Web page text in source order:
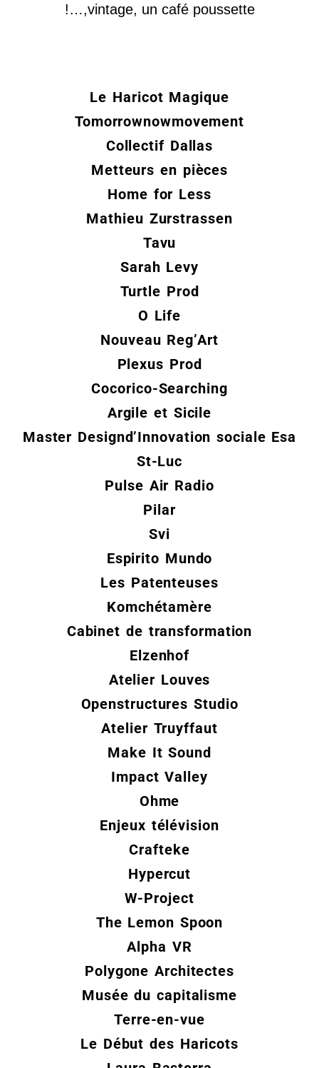
vintage, un café poussette,…!
Le Haricot Magique
Tomorrownowmovement
Collectif Dallas
Metteurs en pièces
Home for Less
Mathieu Zurstrassen
Tavu
Sarah Levy
Turtle Prod
O Life
Nouveau Reg’Art
Plexus Prod
Cocorico-Searching
Argile et Sicile
Master Designd’Innovation sociale Esa
St-Luc
Pulse Air Radio
Pilar
Svi
Espirito Mundo
Les Patenteuses
Komchétamère
Cabinet de transformation
Elzenhof
Atelier Louves
OpenstructuresStudio
Atelier Truyffaut
Make It Sound
Impact Valley
Ohme
Enjeux télévision
Crafteke
Hypercut
W-Project
The Lemon Spoon
Alpha VR
Polygone Architectes
Musée du capitalisme
Terre-en-vue
Le Début des Haricots